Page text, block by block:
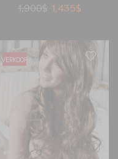
1,900$ 1,435$
VERKOOP